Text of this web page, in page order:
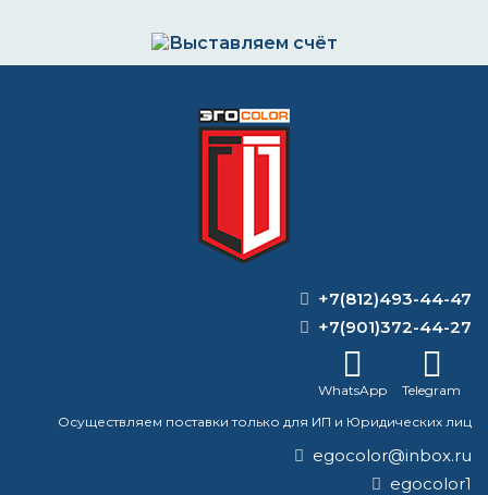
ВОПРОС-ОТВЕТ
Сколько стоит 100 г краски на
Чем покрасить тротуарную плитку
+7(812)493-44-47
+7(901)372-44-27
WhatsApp
Telegram
Осуществляем поставки только для ИП и Юридических лиц
egocolor@inbox.ru
egocolor1